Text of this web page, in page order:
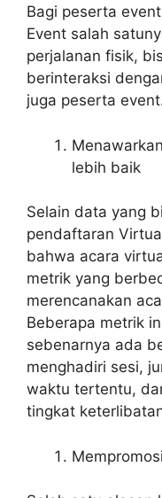
Bagi peserta
Event salah
perjalanan fisik,
berinteraksi
juga peserta
lebih baik
Selain data yang
pendaftaran
bahwa acara
metrik yang
merencanakan
Beberapa metrik
sebenarnya ada
menghadiri sesi,
waktu tertentu,
tingkat